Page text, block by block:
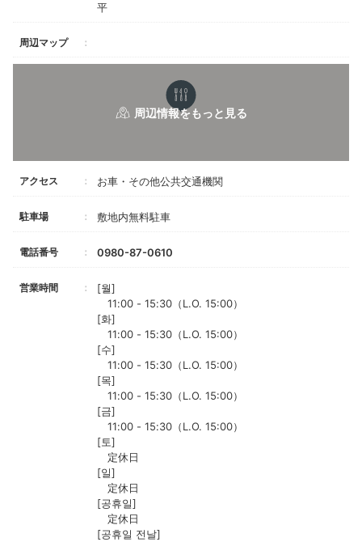
平
周辺マップ
アクセス お車・その他公共交通機関
駐車場 敷地内無料駐車
電話番号 0980-87-0610
営業時間
[월]
11:00 - 15:30（L.O. 15:00）
[화]
11:00 - 15:30（L.O. 15:00）
[수]
11:00 - 15:30（L.O. 15:00）
[목]
11:00 - 15:30（L.O. 15:00）
[금]
11:00 - 15:30（L.O. 15:00）
[토]
定休日
[일]
定休日
[공휴일]
定休日
[공휴일 전날]